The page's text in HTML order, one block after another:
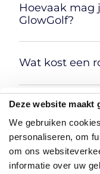
Deze website maakt
We gebruiken
personaliseren, om
om ons
informatie over uw
Hoevaak mag
GlowGolf?
Wat kost een
Is er een
Is er een